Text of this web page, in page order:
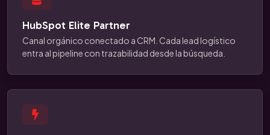
HubSpot Elite Partner
Canal orgánico conectado a CRM. Cada lead logístico
entra al pipeline con trazabilidad desde la búsqueda.